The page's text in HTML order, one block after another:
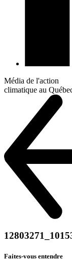
Média de l'action
climatique au
Faites-vous entendre